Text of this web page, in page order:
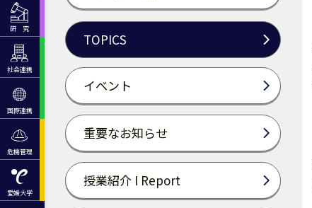
研 究
社会連携
国際連携
危機管理
愛媛大学
TOPICS
イベント
重要なお知らせ
授業紹介 I Report